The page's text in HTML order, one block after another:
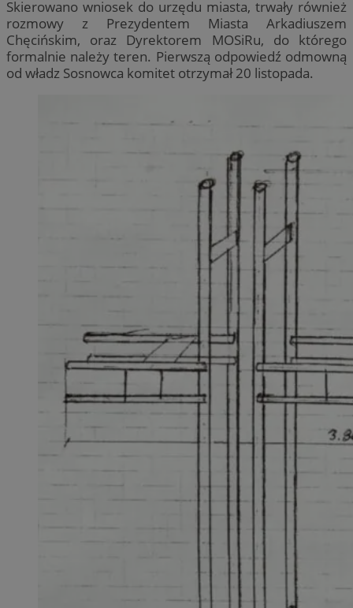
Skierowano wniosek do urzędu miasta, trwały również
rozmowy z Prezydentem Miasta Arkadiuszem
Chęcińskim, oraz Dyrektorem MOSiRu, do którego
formalnie należy teren. Pierwszą odpowiedź odmowną
od władz Sosnowca komitet otrzymał 20 listopada.